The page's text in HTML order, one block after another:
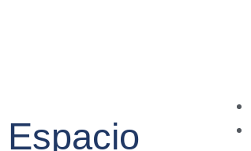
Espacio